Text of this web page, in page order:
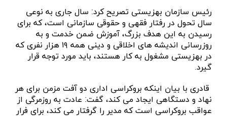
رئیس سازمان بهزیستی تصریح کرد: سال جاری به نوعی
سال تحول در رفتار فقهی و حقوقی سازمانی است، که برای
رسیدن به این هدف بزرگ، آموزش ضمن‌ خدمت و به
روزرسانی اندیشه های اخلاقی و دینی همه ۱۹ هزار نفری که
در بهزیستی مشغول به کار هستند، باید مورد توجه قرار
گیرد.
قادری با بیان اینکه بروکراسی اداری دو آفت مزمن برای هر
نهاد و دستگاهی ایجاد می کند، گفت: عادت به روزمرگی‌ از
عواقب بروکراسی است که مدیر را گرفتار می کند، برای فرار